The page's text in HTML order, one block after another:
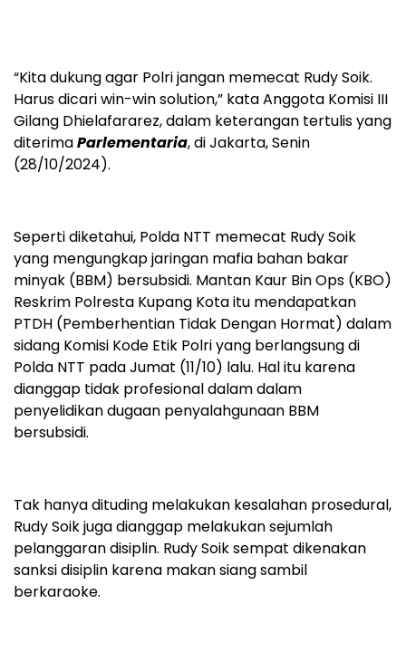
“Kita dukung agar Polri jangan memecat Rudy Soik.
Harus dicari win-win solution,” kata Anggota Komisi III
Gilang Dhielafararez, dalam keterangan tertulis yang
diterimaParlementaria, di Jakarta, Senin
(28/10/2024).
Seperti diketahui, Polda NTT memecat Rudy Soik
yang mengungkap jaringan mafia bahan bakar
minyak (BBM) bersubsidi. Mantan Kaur Bin Ops (KBO)
Reskrim Polresta Kupang Kota itu mendapatkan
PTDH (Pemberhentian Tidak Dengan Hormat) dalam
sidang Komisi Kode Etik Polri yang berlangsung di
Polda NTT pada Jumat (11/10) lalu. Hal itu karena
dianggap tidak profesional dalam dalam
penyelidikan dugaan penyalahgunaan BBM
bersubsidi.
Tak hanya dituding melakukan kesalahan prosedural,
Rudy Soik juga dianggap melakukan sejumlah
pelanggaran disiplin. Rudy Soik sempat dikenakan
sanksi disiplin karena makan siang sambil
berkaraoke.